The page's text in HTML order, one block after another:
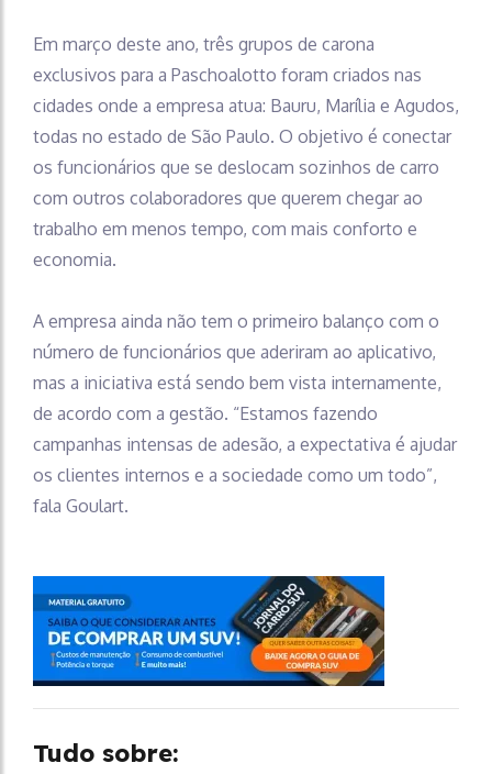
Em março deste ano, três grupos de carona
exclusivos para a Paschoalotto foram criados nas
cidades onde a empresa atua: Bauru, Marília e Agudos,
todas no estado de São Paulo. O objetivo é conectar
os funcionários que se deslocam sozinhos de carro
com outros colaboradores que querem chegar ao
trabalho em menos tempo, com mais conforto e
economia.
A empresa ainda não tem o primeiro balanço com o
número de funcionários que aderiram ao aplicativo,
mas a iniciativa está sendo bem vista internamente,
de acordo com a gestão. “Estamos fazendo
campanhas intensas de adesão, a expectativa é ajudar
os clientes internos e a sociedade como um todo”,
fala Goulart.
Tudo sobre: